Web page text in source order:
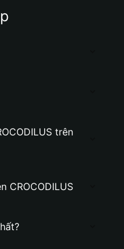
trên
CROCODILUS